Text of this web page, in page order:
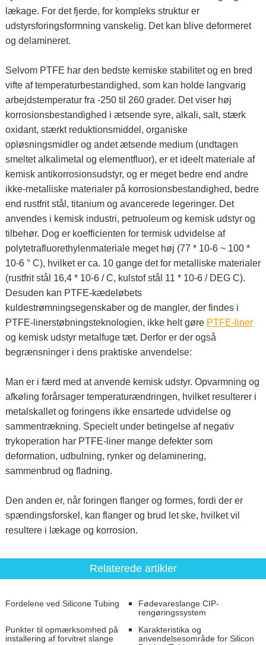
lækage. For det fjerde, for kompleks struktur er
udstyrsforingsformning vanskelig. Det kan blive deformeret
og delamineret.
Selvom PTFE har den bedste kemiske stabilitet og en bred
vifte af temperaturbestandighed, som kan holde langvarig
arbejdstemperatur fra -250 til 260 grader. Det viser høj
korrosionsbestandighed i ætsende syre, alkali, salt, stærk
oxidant, stærkt reduktionsmiddel, organiske
opløsningsmidler og andet ætsende medium (undtagen
smeltet alkalimetal og elementfluor), er et ideelt materiale af
kemisk antikorrosionsudstyr, og er meget bedre end andre
ikke-metalliske materialer på korrosionsbestandighed, bedre
end rustfrit stål, titanium og avancerede legeringer. Det
anvendes i kemisk industri, petruoleum og kemisk udstyr og
tilbehør. Dog er koefficienten for termisk udvidelse af
polytetrafluorethylenmateriale meget høj (77 * 10-6 ~ 100 *
10-6 ° C), hvilket er ca. 10 gange det for metalliske materialer
(rustfrit stål 16,4 * 10-6 / C, kulstof stål 11 * 10-6 / DEG C).
Desuden kan PTFE-kædeløbets
kuldestrømningsegenskaber og de mangler, der findes i
PTFE-linerstøbningsteknologien, ikke helt gøre PTFE-liner
og kemisk udstyr metalfuge tæt. Derfor er der også
begrænsninger i dens praktiske anvendelse:
Man er i færd med at anvende kemisk udstyr. Opvarmning og
afkøling forårsager temperaturændringen, hvilket resulterer i
metalskallet og foringens ikke ensartede udvidelse og
sammentrækning. Specielt under betingelse af negativ
trykoperation har PTFE-liner mange defekter som
deformation, udbulning, rynker og delaminering,
sammenbrud og fladning.
Den anden er, når foringen flanger og formes, fordi der er
spændingsforskel, kan flanger og brud let ske, hvilket vil
resultere i lækage og korrosion.
Relaterede artikler
Fordelene ved Silicone Tubing
Fødevareslange CIP-
rengøringssystem
Punkter til opmærksomhed på
installering af forvitret slange
Karakteristika og
anvendelsesområde for Silicon